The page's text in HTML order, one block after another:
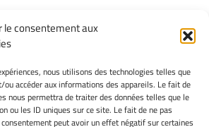
le consentement aux
nous utilisons des technologies telles que
accéder aux informations des appareils. Le fait de
nous permettra de traiter des données telles que le
ou les ID uniques sur ce site. Le fait de ne pas
peut avoir un effet négatif sur certaines
LÉGALES